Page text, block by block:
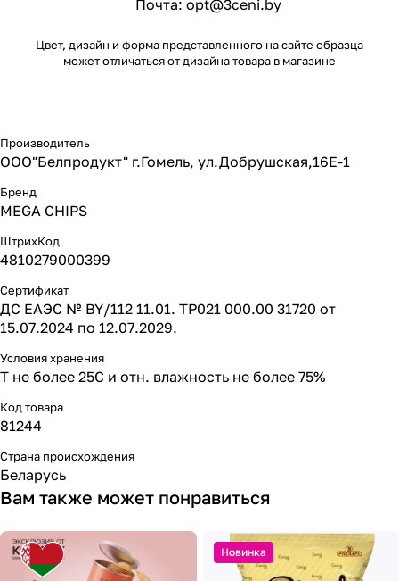
Почта: opt@3ceni.by
Цвет, дизайн и форма представленного на сайте образца
может отличаться от дизайна товара в магазине
Производитель
ООО"Белпродукт" г.Гомель, ул.Добрушская,16Е-1
Бренд
MEGA CHIPS
ШтрихКод
4810279000399
Сертификат
ДС ЕАЭС № BY/112 11.01. ТР021 000.00 31720 от
15.07.2024 по 12.07.2029.
Условия хранения
Т не более 25С и отн. влажность не более 75%
Код товара
81244
Страна происхождения
Беларусь
Вам также может понравиться
Новинка